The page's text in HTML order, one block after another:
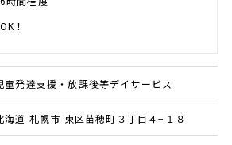
！
童発達支援・放課後等デイサービス
海道 札幌市 東区苗穂町３丁目４−１８